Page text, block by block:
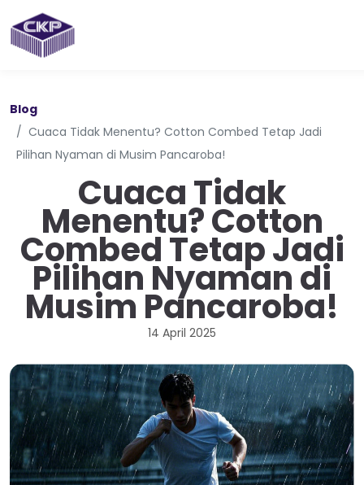
Blog
Cuaca Tidak Menentu? Cotton Combed Tetap Jadi
Pilihan Nyaman di Musim Pancaroba!
Cuaca Tidak
Menentu? Cotton
Combed Tetap Jadi
Pilihan Nyaman di
Musim Pancaroba!
14 April 2025